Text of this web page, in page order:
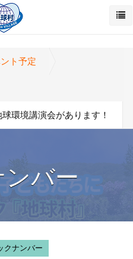
ト予定
環境講演会があります！
バー
クナンバー